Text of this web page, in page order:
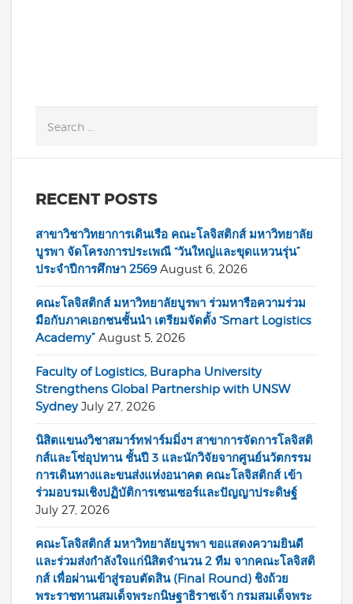
RECENT POSTS
สาขาวิชาวิทยาการเดินเรือ คณะโลจิสติกส์ มหาวิทยาลัย
บูรพา จัดโครงการประเพณี “วันใหญ่และขุดแหวนรุ่น”
ประจำปีการศึกษา 2569 August 6, 2026
คณะโลจิสติกส์ มหาวิทยาลัยบูรพา ร่วมหารือความร่วม
มือกับภาคเอกชนชั้นนำ เตรียมจัดตั้ง “Smart Logistics
Academy” August 5, 2026
Faculty of Logistics, Burapha University
Strengthens Global Partnership with UNSW
Sydney July 27, 2026
นิสิตแขนงวิชาสมาร์ทฟาร์มมิ่งฯ สาขาการจัดการโลจิสติ
กส์และโซ่อุปทาน ชั้นปี 3 และนักวิจัยจากศูนย์นวัตกรรม
การเดินทางและขนส่งแห่งอนาคต คณะโลจิสติกส์ เข้า
ร่วมอบรมเชิงปฏิบัติการเซนเซอร์และปัญญาประดิษฐ์
July 27, 2026
คณะโลจิสติกส์ มหาวิทยาลัยบูรพา ขอแสดงความยินดี
และร่วมส่งกำลังใจแก่นิสิตจำนวน 2 ทีม จากคณะโลจิสติ
กส์ เพื่อผ่านเข้าสู่รอบตัดสิน (Final Round) ชิงถ้วย
พระราชทานสมเด็จพระกนิษฐาธิราชเจ้า กรมสมเด็จพระ